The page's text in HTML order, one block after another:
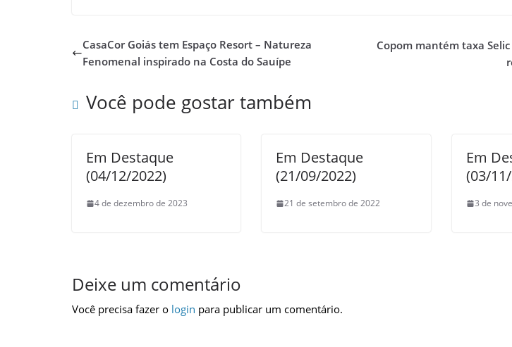
CasaCor Goiás tem Espaço Resort – Natureza
Fenomenal inspirado na Costa do Sauípe
Copom mantém taxa
Você pode gostar também
Em Destaque
(04/12/2022)
4 de dezembro de 2023
Em Destaque
(21/09/2022)
21 de setembro de 2022
Em
(03/
3 de
Deixe um comentário
Você precisa fazer o login para publicar um comentário.